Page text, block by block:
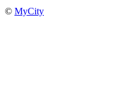
© MyCity